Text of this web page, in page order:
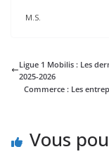
M.S.
Ligue 1 Mobilis : Les
2025-2026
Commerce : Les
Vous